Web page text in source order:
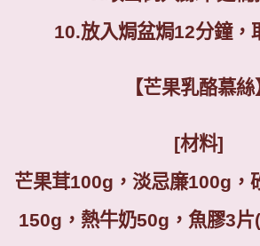
10.放入焗盆焗12分鐘，
【芒果乳酪慕絲
[材料]
芒果茸100g ，淡忌廉100g ，
150g ，熱牛奶50g ，魚膠3片